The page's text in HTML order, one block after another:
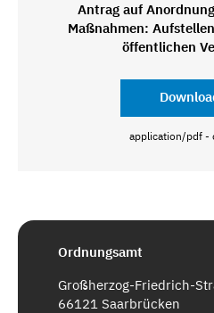
Antrag auf
Maßnahmen:
öffentlichen
application/pdf -
Ordnungsamt
Großherzog-Friedrich-
66121 Saarbrücken